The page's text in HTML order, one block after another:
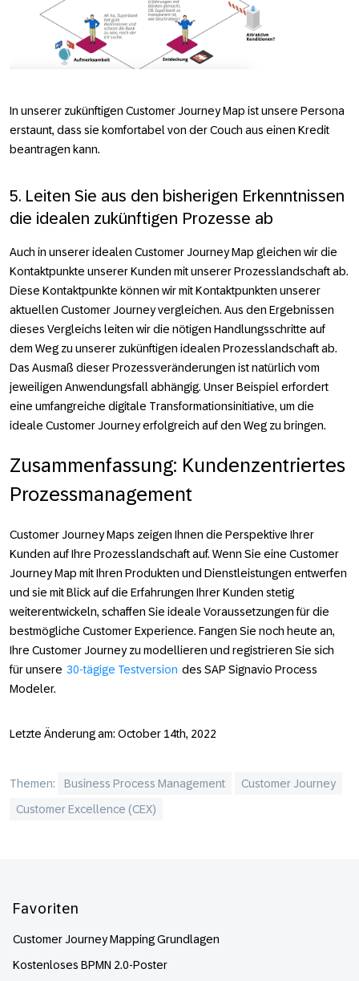
In unserer zukünftigen Customer Journey Map ist unsere Persona
erstaunt, dass sie komfortabel von der Couch aus einen Kredit
beantragen kann.
5. Leiten Sie aus den bisherigen Erkenntnissen
die idealen zukünftigen Prozesse ab
Auch in unserer idealen Customer Journey Map gleichen wir die
Kontaktpunkte unserer Kunden mit unserer Prozesslandschaft ab.
Diese Kontaktpunkte können wir mit Kontaktpunkten unserer
aktuellen Customer Journey vergleichen. Aus den Ergebnissen
dieses Vergleichs leiten wir die nötigen Handlungsschritte auf
dem Weg zu unserer zukünftigen idealen Prozesslandschaft ab.
Das Ausmaß dieser Prozessveränderungen ist natürlich vom
jeweiligen Anwendungsfall abhängig. Unser Beispiel erfordert
eine umfangreiche digitale Transformationsinitiative, um die
ideale Customer Journey erfolgreich auf den Weg zu bringen.
Zusammenfassung: Kundenzentriertes
Prozessmanagement
Customer Journey Maps zeigen Ihnen die Perspektive Ihrer
Kunden auf Ihre Prozesslandschaft auf. Wenn Sie eine Customer
Journey Map mit Ihren Produkten und Dienstleistungen entwerfen
und sie mit Blick auf die Erfahrungen Ihrer Kunden stetig
weiterentwickeln, schaffen Sie ideale Voraussetzungen für die
bestmögliche Customer Experience. Fangen Sie noch heute an,
Ihre Customer Journey zu modellieren und registrieren Sie sich
für unsere 30-tägige Testversion des SAP Signavio Process
Modeler.
Letzte Änderung am: October 14th, 2022
Themen: Business Process Management
Customer Journey
Customer Excellence (CEX)
Favoriten
Customer Journey Mapping Grundlagen
Kostenloses BPMN 2.0-Poster